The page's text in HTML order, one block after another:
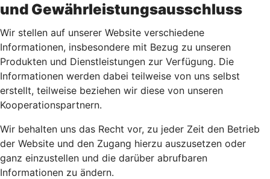
und Gewährleistungsausschluss
Wir stellen auf unserer Website verschiedene
Informationen, insbesondere mit Bezug zu unseren
Produkten und Dienstleistungen zur Verfügung. Die
Informationen werden dabei teilweise von uns selbst
erstellt, teilweise beziehen wir diese von unseren
Kooperationspartnern.
Wir behalten uns das Recht vor, zu jeder Zeit den Betrieb
der Website und den Zugang hierzu auszusetzen oder
ganz einzustellen und die darüber abrufbaren
Informationen zu ändern.